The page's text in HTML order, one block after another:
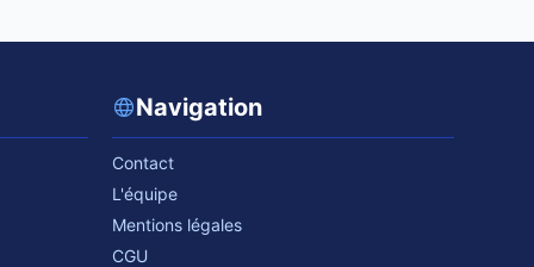
Navigation
Contact
L'équipe
Mentions légales
CGU